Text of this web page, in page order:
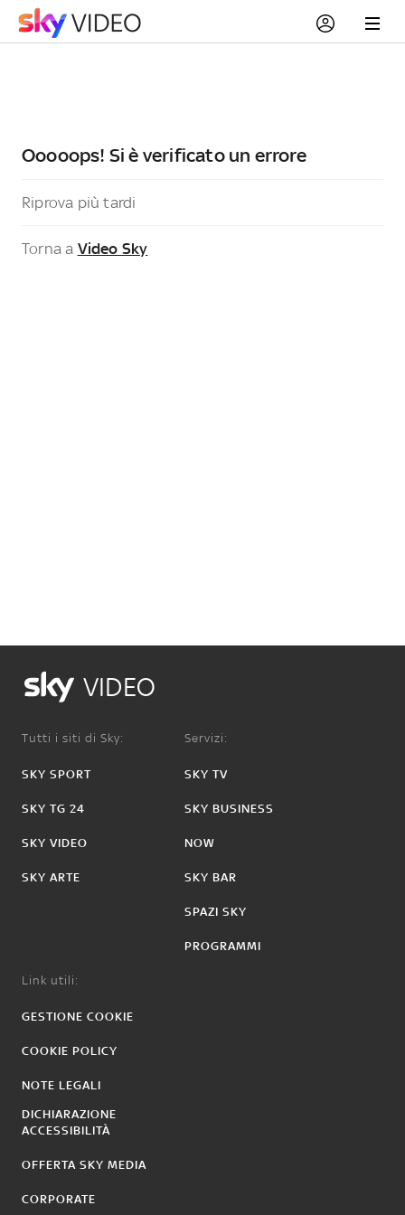
Ooooops! Si è verificato un errore
Riprova più tardi
Torna a Video Sky
VIDEO
Tutti i siti di Sky:
SKY SPORT
SKY TG 24
SKY VIDEO
SKY ARTE
Servizi:
SKY TV
SKY BUSINESS
NOW
SKY BAR
SPAZI SKY
PROGRAMMI
Link utili:
GESTIONE COOKIE
COOKIE POLICY
NOTE LEGALI
DICHIARAZIONE
ACCESSIBILITÀ
OFFERTA SKY MEDIA
CORPORATE